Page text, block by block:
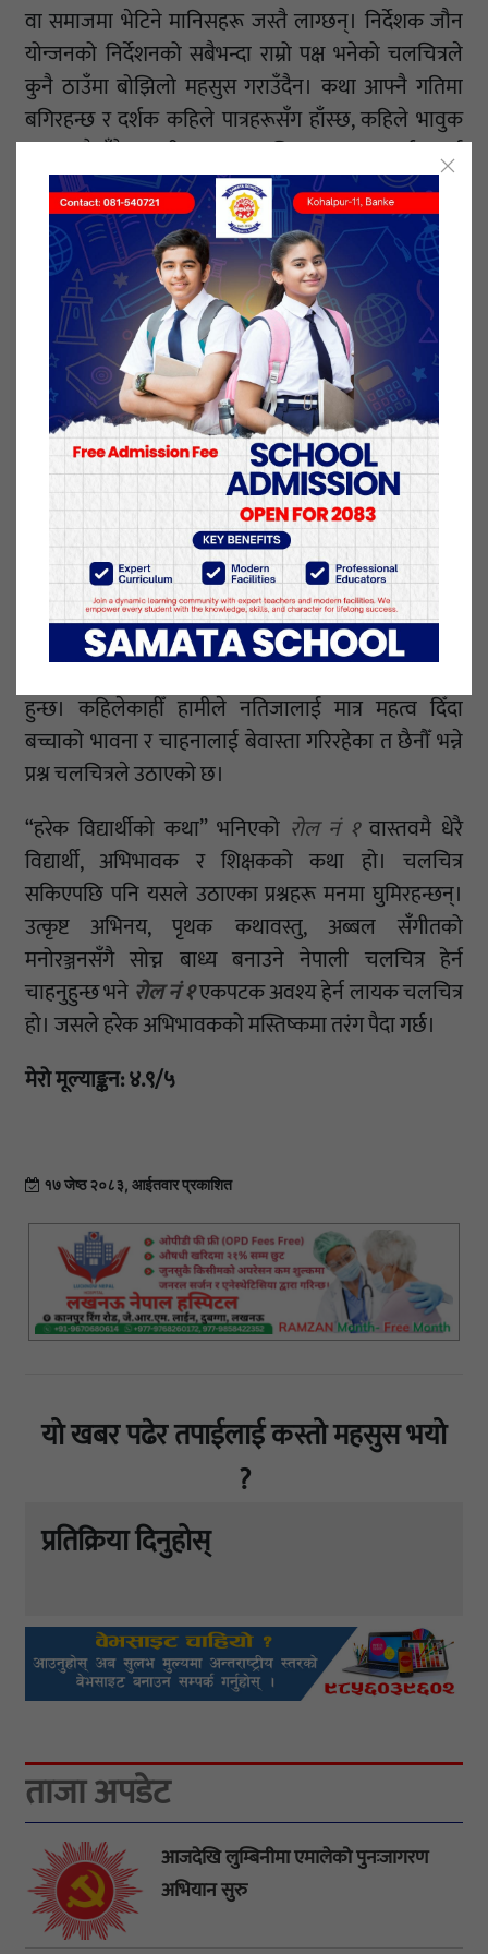
वा समाजमा भेटिने मानिसहरू जस्तै लाग्छन्। निर्देशक जौन
योन्जनको निर्देशनको सबैभन्दा राम्रो पक्ष भनेको चलचित्रले
कुनै ठाउँमा बोझिलो महसुस गराउँदैन। कथा आफ्नै गतिमा
बगिरहन्छ र दर्शक कहिले पात्रहरूसँग हाँस्छ, कहिले भावुक
हुन्छ, पत्तै हुँदैन। यही कारण चलचित्र अन्त्यसम्म दर्शकलाई
बाँधेर राख्न सफल भएको छ।
मलाई व्यक्तिगत रूपमा चलचित्रको अर्को राम्रो पक्ष भनेको
त्यसले देखाएको ग्रामीण परिवेश लाग्यो। पुराना रेडियो
कार्यक्रम, वडा कार्यालयको वातावरण, राजारानीका तस्बिर र
त्यो समयका अन्य स-साना कुराहरूले २०५० सालतिरको
नेपाललाई जीवन्त बनाइदिएका छन्। हेर्दै जाँदा पुराना दिनहरू
सम्झना आउँछन्।
चलचित्रका केही दृश्यमा प्रकाश अलि कम भएको जस्तो
महसुस भए पनि त्यसले चलचित्रको प्रभावमा खासै असर
पारेको लागेन। किनभने कथा, अभिनय र पात्रहरूको भावनाले
दर्शकलाई निरन्तर बाँधेर राख्छ।
विद्यालय क्षेत्रमा काम गर्ने व्यक्तिको रूपमा हेर्दा यो चलचित्रले
एउटा महत्वपूर्ण सन्देश दिएको महसुस भयो। हरेक बच्चा रोल
हुन्छ। कहिलेकाहीँ हामीले नतिजालाई मात्र महत्व दिँदा
बच्चाको भावना र चाहनालाई बेवास्ता गरिरहेका त छैनौँ भन्ने
प्रश्न चलचित्रले उठाएको छ।
“हरेक विद्यार्थीको कथा” भनिएको रोल नं १वास्तवमै धेरै
विद्यार्थी, अभिभावक र शिक्षकको कथा हो। चलचित्र
सकिएपछि पनि यसले उठाएका प्रश्नहरू मनमा घुमिरहन्छन्।
उत्कृष्ट अभिनय, पृथक कथावस्तु, अब्बल सँगीतको
मनोरञ्जनसँगै सोच्न बाध्य बनाउने नेपाली चलचित्र हेर्न
चाहनुहुन्छ भने रोल नं १एकपटक अवश्य हेर्न लायक चलचित्र
हो। जसले हरेक अभिभावकको मस्तिष्कमा तरंग पैदा गर्छ।
मेरो मूल्याङ्कन: ४.९/५
१७ जेष्ठ २०८३, आईतवार प्रकाशित
यो खबर पढेर तपाईलाई कस्तो महसुस भयो
?
प्रतिक्रिया दिनुहोस्
ताजा अपडेट
आजदेखि लुम्बिनीमा एमालेको पुनःजागरण
अभियान सुरु